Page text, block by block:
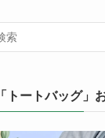
「トートバッグ」